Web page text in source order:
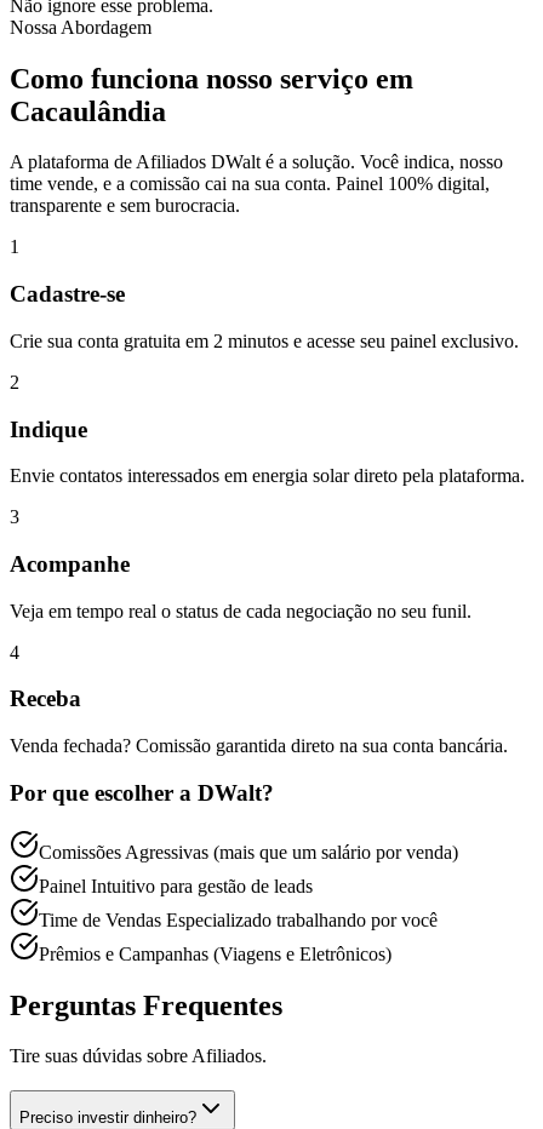
Não ignore esse problema.
Nossa Abordagem
Como funciona nosso serviço em
Cacaulândia
A plataforma de Afiliados DWalt é a solução. Você indica, nosso
time vende, e a comissão cai na sua conta. Painel 100% digital,
transparente e sem burocracia.
1
Cadastre-se
Crie sua conta gratuita em 2 minutos e acesse seu painel exclusivo.
2
Indique
Envie contatos interessados em energia solar direto pela plataforma.
3
Acompanhe
Veja em tempo real o status de cada negociação no seu funil.
4
Receba
Venda fechada? Comissão garantida direto na sua conta bancária.
Por que escolher a DWalt?
Comissões Agressivas (mais que um salário por venda)
Painel Intuitivo para gestão de leads
Time de Vendas Especializado trabalhando por você
Prêmios e Campanhas (Viagens e Eletrônicos)
Perguntas Frequentes
Tire suas dúvidas sobreAfiliados.
Preciso investir dinheiro?